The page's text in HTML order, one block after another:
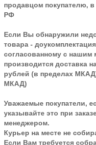
продавцом покупателю, в
РФ
Если Вы обнаружили
товара -
согласованному с нашим
производится доставка
рублей (в пределах
МКАД)
Уважаемые покупатели,
указывайте это при
менеджером.
Курьер на месте не
Если Вам требуется